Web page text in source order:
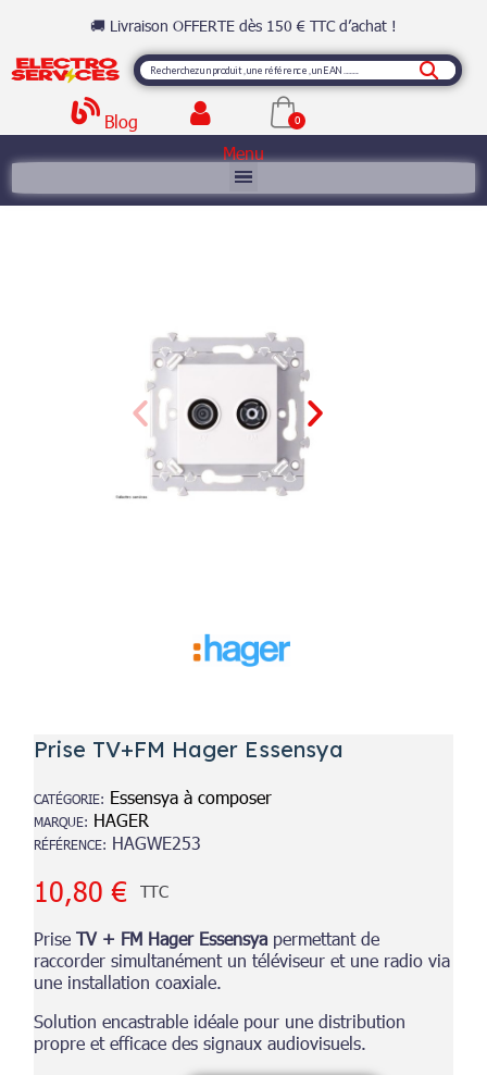
🚚 Livraison OFFERTE dès 150 € TTC d’achat !
Blog
Menu
Prise TV+FM Hager Essensya
CATÉGORIE Essensya à composer
MARQUE HAGER
RÉFÉRENCE HAGWE253
10,80 € TTC
PriseTV + FM Hager Essensya permettant de
raccorder simultanément un téléviseur et une radio via
une installation coaxiale.
Solution encastrable idéale pour une distribution
propre et efficace des signaux audiovisuels.